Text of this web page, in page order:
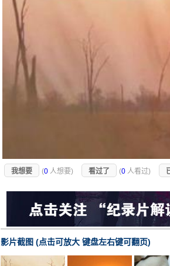
我想要 (0 人想要) 看过了 (0 人看过)
影片截图 (点击可放大 键盘左右键可翻页)